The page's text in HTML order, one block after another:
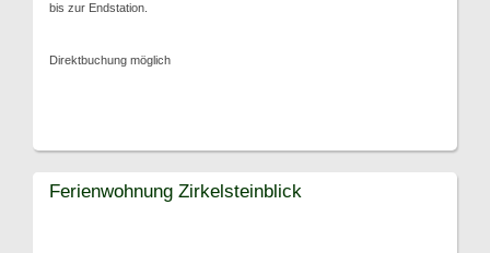
bis zur Endstation.
Direktbuchung möglich
Ferienwohnung Zirkelsteinblick